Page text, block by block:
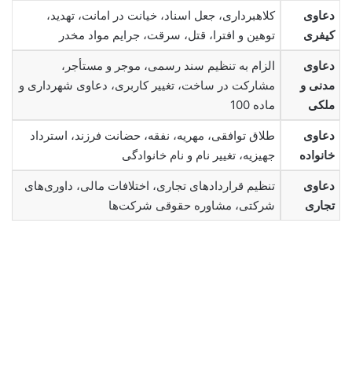
دعاوی
کیفری
کلاهبرداری، جعل اسناد، خیانت در امانت، تهدید،
توهین و افترا، قتل، سرقت، جرایم مواد مخدر
دعاوی
مدنی و
ملکی
الزام به تنظیم سند رسمی، موجر و مستأجر،
مشارکت در ساخت، تغییر کاربری، دعاوی شهرداری و
ماده 100
دعاوی
خانواده
طلاق توافقی، مهریه، نفقه، حضانت فرزند، استرداد
جهیزیه، تغییر نام و نام خانوادگی
دعاوی
تجاری
تنظیم قراردادهای تجاری، اختلافات مالی، داوری‌های
شرکتی، مشاوره حقوقی شرکت‌ها